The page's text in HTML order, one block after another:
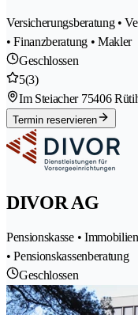
Versicherungsberatung •
• Finanzberatung • Makler
Geschlossen
5(3)
Im Steiacher 75406
Termin reservieren
DIVOR AG
Pensionskasse •
• Pensionskassenberatung
Geschlossen